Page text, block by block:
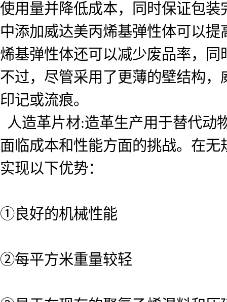
使用量并降低成本，同时保证包
中添加威达美丙烯基弹性体可以
烯基弹性体还可以减少废品率，
不过，尽管采用了更薄的壁结构
印记或流痕。
人造革片材:造革生产用于替代动
面临成本和性能方面的挑战。在无
实现以下优势：
①良好的机械性能
②每平方米重量较轻